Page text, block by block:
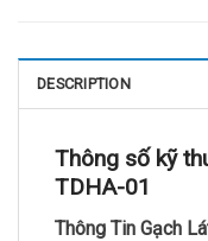
DESCRIPTION
Thông số kỹ
TDHA-01
Thông Tin Gạch